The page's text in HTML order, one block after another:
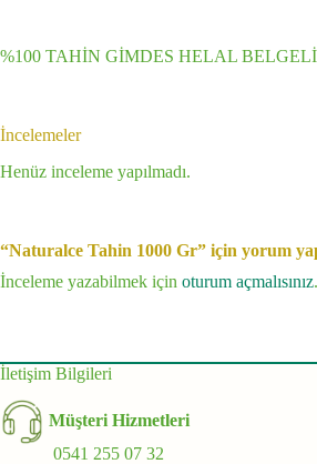
%100 TAHİN GİMDES HELAL
İncelemeler
Henüz inceleme yapılmadı.
“Naturalce Tahin 1000 Gr” için yorum
İnceleme yazabilmek için oturum açmalısınız.
İletişim Bilgileri
Müşteri Hizmetleri
0541 255 07 32